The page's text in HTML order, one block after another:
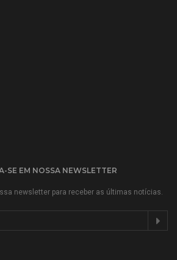
SE EM NOSSA NEWSLETTER
newsletter para receber as últimas notícias.